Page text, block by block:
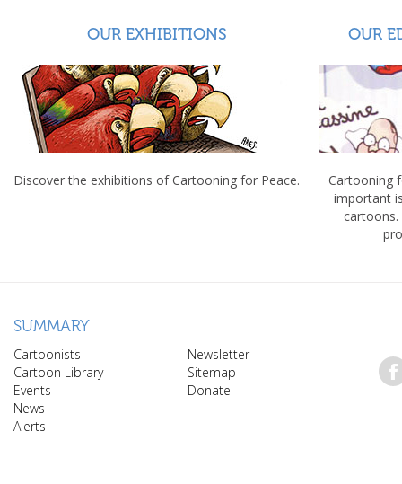
OUR EXHIBITIONS
Discover the exhibitions of Cartooning for Peace.
OUR
Cartooning
important
cartoons.
SUMMARY
Cartoonists
Cartoon Library
Events
News
Alerts
Newsletter
Sitemap
Donate